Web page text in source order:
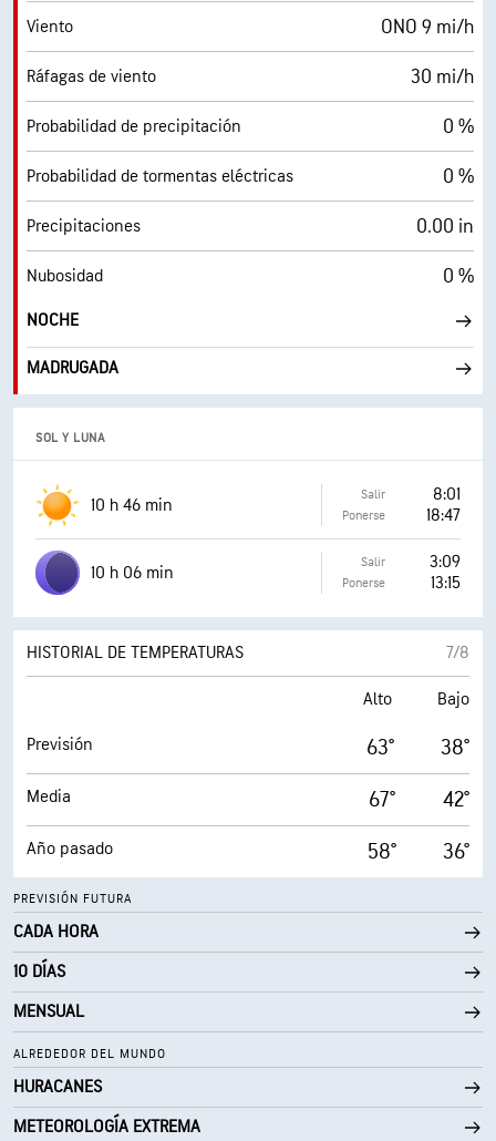
Viento ONO 9 mi/h
Ráfagas de viento 30 mi/h
Probabilidad de precipitación 0 %
Probabilidad de tormentas eléctricas 0 %
Precipitaciones 0.00 in
Nubosidad 0 %
NOCHE
MADRUGADA
SOL Y LUNA
10 h 46 min Salir 8:01
Ponerse 18:47
10 h 06 min Salir 3:09
Ponerse 13:15
HISTORIAL DE TEMPERATURAS 7/8
Alto Bajo
Previsión 63° 38°
Media 67° 42°
Año pasado 58° 36°
PREVISIÓN FUTURA
CADA HORA
10 DÍAS
MENSUAL
ALREDEDOR DEL MUNDO
HURACANES
METEOROLOGÍA EXTREMA